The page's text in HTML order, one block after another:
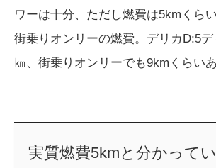
ワーは十分、ただし燃費は5kmくら
街乗りオンリーの燃費。デリカD:5
㎞、街乗りオンリーでも9kmくらいあ
実質燃費5kmと分かって